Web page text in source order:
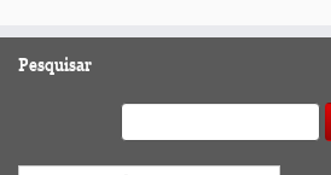
Pesquisar